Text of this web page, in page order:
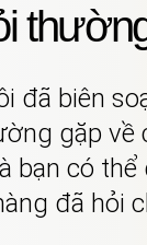
đã biên
gặp về
bạn có thể
đã hỏi